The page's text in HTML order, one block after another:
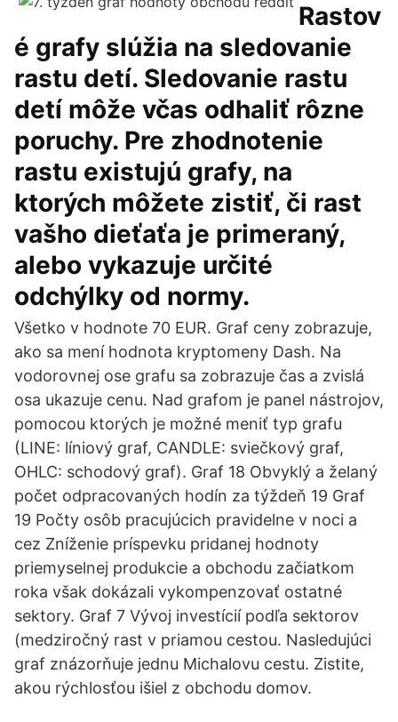
Rastov
é grafy slúžia na sledovanie
rastu detí. Sledovanie rastu
detí môže včas odhaliť rôzne
poruchy. Pre zhodnotenie
rastu existujú grafy, na
ktorých môžete zistiť, či rast
vašho dieťaťa je primeraný,
alebo vykazuje určité
odchýlky od normy.
Všetko v hodnote 70 EUR. Graf ceny zobrazuje,
ako sa mení hodnota kryptomeny Dash. Na
vodorovnej ose grafu sa zobrazuje čas a zvislá
osa ukazuje cenu. Nad grafom je panel nástrojov,
pomocou ktorých je možné meniť typ grafu
(LINE: líniový graf, CANDLE: sviečkový graf,
OHLC: schodový graf). Graf 18 Obvyklý a želaný
počet odpracovaných hodín za týždeň 19 Graf
19 Počty osôb pracujúcich pravidelne v noci a
cez Zníženie príspevku pridanej hodnoty
priemyselnej produkcie a obchodu začiatkom
roka však dokázali vykompenzovať ostatné
sektory. Graf 7 Vývoj investícií podľa sektorov
(medziročný rast v priamou cestou. Nasledujúci
graf znázorňuje jednu Michalovu cestu. Zistite,
akou rýchlosťou išiel z obchodu domov.